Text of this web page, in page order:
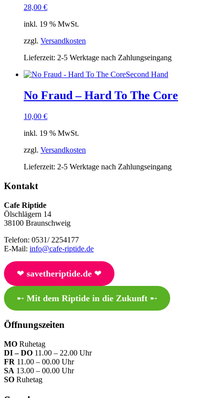
28,00 €
inkl. 19 % MwSt.
zzgl. Versandkosten
Lieferzeit: 2-5 Werktage nach Zahlungseingang
Second Hand
No Fraud – Hard To The Core
10,00 €
inkl. 19 % MwSt.
zzgl. Versandkosten
Lieferzeit: 2-5 Werktage nach Zahlungseingang
Kontakt
Cafe Riptide
Ölschlägern 14
38100 Braunschweig
Telefon: 0531/ 2254177
E-Mail: info@cafe-riptide.de
❤︎ savetheriptide.de❤︎
➸ Mit dem Riptide in die Zukunft➸
Öffnungszeiten
MO Ruhetag
DI – DO 11.00 – 22.00 Uhr
FR 11.00 – 00.00 Uhr
SA 13.00 – 00.00 Uhr
SO Ruhetag